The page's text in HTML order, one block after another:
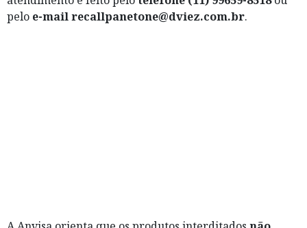
pelo e-mailrecallpanetone@dviez.com.br.